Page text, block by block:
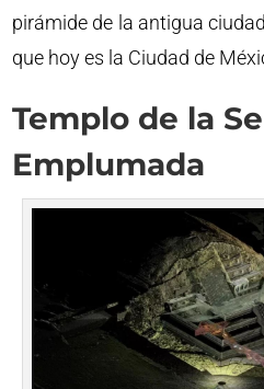
pirámide de la antigua
que hoy es la Ciudad de
Templo de la
Emplumada